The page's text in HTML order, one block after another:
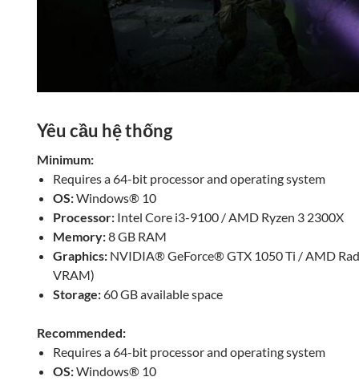
Yêu cầu hệ thống
Minimum:
Requires a 64-bit processor and operating system
OS:Windows® 10
Processor: Intel Core i3-9100 / AMD Ryzen 3 2300X
Memory:8 GB RAM
Graphics: NVIDIA® GeForce® GTX 1050 Ti / AMD
VRAM)
Storage:60 GB available space
Recommended:
Requires a 64-bit processor and operating system
OS:Windows® 10